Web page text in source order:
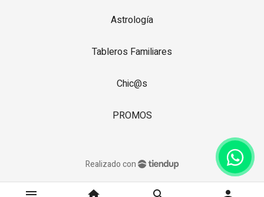
Astrología
Tableros Familiares
Chic@s
PROMOS
Realizado con